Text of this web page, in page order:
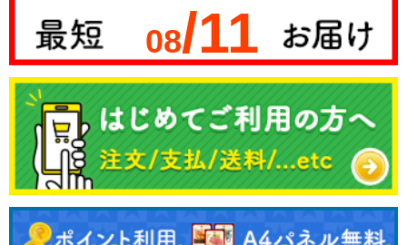
08/11